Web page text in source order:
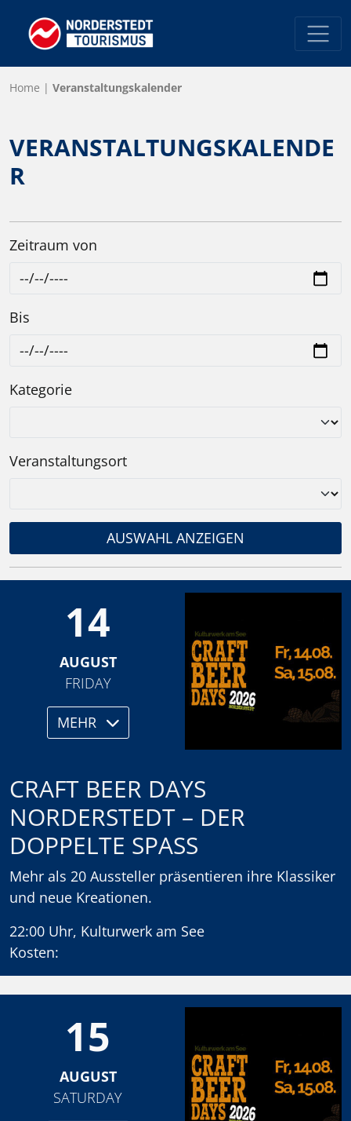
Ausflug- & Freizeitangebote
Kultur & Entertainment
Genuss & Kulinarik
MICE-Portal
Suchen
Home | Veranstaltungskalender
VERANSTALTUNGSKALENDE
R
Zeitraum von
Bis
Kategorie
Veranstaltungsort
AUSWAHL ANZEIGEN
14
AUGUST
FRIDAY
MEHR
CRAFT BEER DAYS
NORDERSTEDT – DER
DOPPELTE SPASS
Mehr als 20 Aussteller präsentieren ihre Klassiker
und neue Kreationen.
22:00 Uhr, Kulturwerk am See
Kosten:
15
AUGUST
SATURDAY